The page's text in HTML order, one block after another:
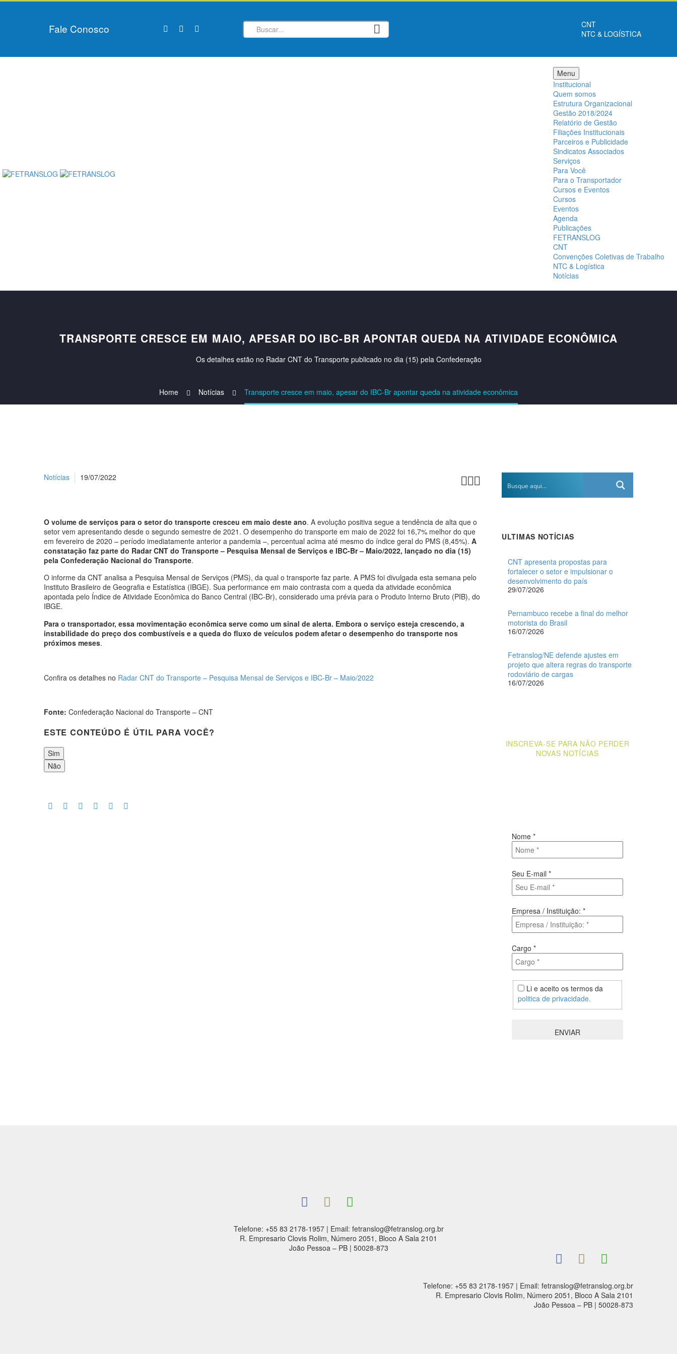
Fale Conosco
CNT
NTC & LOGÍSTICA
Menu
Institucional
Quem somos
Estrutura Organizacional
Gestão 2018/2024
Relatório de Gestão
Filiações Institucionais
Parceiros e Publicidade
Sindicatos Associados
Serviços
Para Você
Para o Transportador
Cursos e Eventos
Cursos
Eventos
Agenda
Publicações
FETRANSLOG
CNT
Convenções Coletivas de Trabalho
NTC & Logística
Notícias
TRANSPORTE CRESCE EM MAIO, APESAR DO IBC-BR APONTAR QUEDA NA ATIVIDADE ECONÔMICA
Os detalhes estão no Radar CNT do Transporte publicado no dia (15) pela Confederação
Home Notícias Transporte cresce em maio, apesar do IBC-Br apontar queda na atividade econômica

Notícias 19/07/2022
O volume de serviços para o setor do transporte cresceu em maio deste ano. A evolução positiva segue a tendência de alta que o
setor vem apresentando desde o segundo semestre de 2021. O desempenho do transporte em maio de 2022 foi 16,7% melhor do que
em fevereiro de 2020 – período imediatamente anterior a pandemia –, percentual acima até mesmo do índice geral do PMS (8,45%). A
constatação faz parte do Radar CNT do Transporte – Pesquisa Mensal de Serviços e IBC-Br – Maio/2022, lançado no dia (15)
pela Confederação Nacional do Transporte.
O informe da CNT analisa a Pesquisa Mensal de Serviços (PMS), da qual o transporte faz parte. A PMS foi divulgada esta semana pelo
Instituto Brasileiro de Geografia e Estatística (IBGE). Sua performance em maio contrasta com a queda da atividade econômica
apontada pelo Índice de Atividade Econômica do Banco Central (IBC-Br), considerado uma prévia para o Produto Interno Bruto (PIB), do
IBGE.
Para o transportador, essa movimentação econômica serve como um sinal de alerta. Embora o serviço esteja crescendo, a
instabilidade do preço dos combustíveis e a queda do fluxo de veículos podem afetar o desempenho do transporte nos
próximos meses.
Confira os detalhes no Radar CNT do Transporte – Pesquisa Mensal de Serviços e IBC-Br – Maio/2022
Fonte: Confederação Nacional do Transporte – CNT
ESTE CONTEÚDO É ÚTIL PARA VOCÊ?
Sim
Não
ULTIMAS NOTÍCIAS
CNT apresenta propostas para
fortalecer o setor e impulsionar o
desenvolvimento do país
29/07/2026
Pernambuco recebe a final do melhor
motorista do Brasil
16/07/2026
Fetranslog/NE defende ajustes em
projeto que altera regras do transporte
rodoviário de cargas
16/07/2026
INSCREVA-SE PARA NÃO PERDER
NOVAS NOTÍCIAS
Nome *
Seu E-mail *
Empresa / Instituição: *
Cargo *
Li e aceito os termos da
politica de privacidade.
Telefone: +55 83 2178-1957 | Email: fetranslog@fetranslog.org.br
R. Empresario Clovis Rolim, Número 2051, Bloco A Sala 2101
João Pessoa – PB | 50028-873
Telefone: +55 83 2178-1957 | Email: fetranslog@fetranslog.org.br
R. Empresario Clovis Rolim, Número 2051, Bloco A Sala 2101
João Pessoa – PB | 50028-873